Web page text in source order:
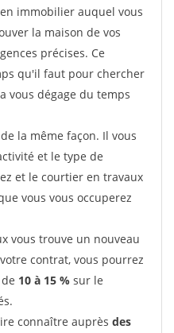
immobilier auquel vous
la maison de vos
précises. Ce
qu'il faut pour chercher
vous dégage du temps
la même façon. Il vous
et le type de
et le courtier en travaux
vous vous occuperez
vous trouve un nouveau
contrat, vous pourrez
10 à 15 % sur le
connaître auprès des